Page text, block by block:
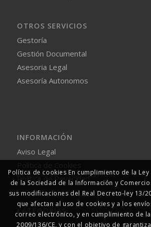
OTROS SERVICIOS
Gestoría
Gestión Documental
Asesoria Legal
Asesoría Autonomos
INFORMACIÓN
Aviso Legal
Política de Privacidad
CATEGORÍAS
Autonomos
Política de cookies En cumplimiento de la
de la Sociedad de la Información y Comercio
sus modificaciones del Real Decreto-ley 13/
que afectan al uso de cookies y a los
correo electrónico, y en cumplimiento de
2009/136/CE, y con el objetivo de